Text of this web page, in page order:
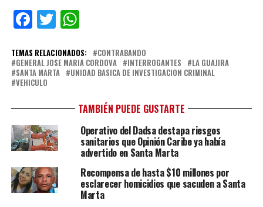
Facebook
TwitterWhatsApp
TEMAS RELACIONADOS:
CONTRABANDO
GENERAL JOSE MARIA CORDOVA
INTERROGANTES
LA GUAJIRA
SANTA MARTA
UNIDAD BASICA DE INVESTIGACION CRIMINAL
VEHICULO
TAMBIÉN PUEDE GUSTARTE
Operativo del Dadsa destapa riesgos
sanitarios que Opinión Caribe ya había
advertido en Santa Marta
Recompensa de hasta $10 millones por
esclarecer homicidios que sacuden a Santa
Marta